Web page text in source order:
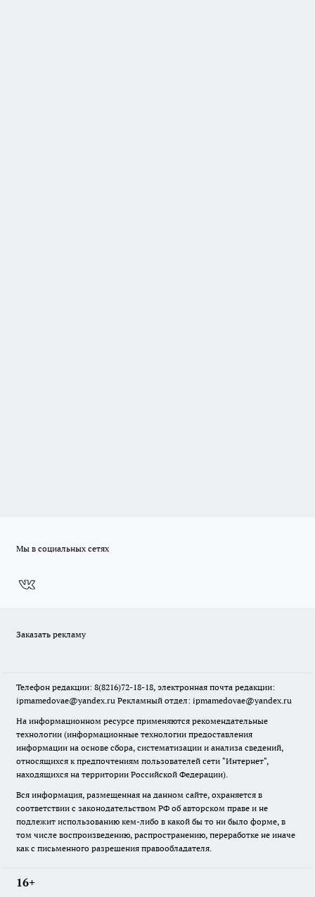
Мы в социальных сетях
Заказать рекламу
Телефон редакции: 8(8216)72-18-18, электронная почта редакции:
ipmamedovae@yandex.ru Рекламный отдел: ipmamedovae@yandex.ru
На информационном ресурсе применяются рекомендательные
технологии (информационные технологии предоставления
информации на основе сбора, систематизации и анализа сведений,
относящихся к предпочтениям пользователей сети "Интернет",
находящихся на территории Российской Федерации).
Вся информация, размещенная на данном сайте, охраняется в
соответствии с законодательством РФ об авторском праве и не
подлежит использованию кем-либо в какой бы то ни было форме, в
том числе воспроизведению, распространению, переработке не иначе
как с письменного разрешения правообладателя.
16+